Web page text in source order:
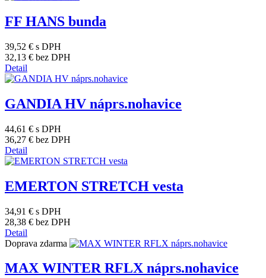
FF HANS bunda
39,52 € s DPH
32,13 € bez DPH
Detail
GANDIA HV náprs.nohavice
44,61 € s DPH
36,27 € bez DPH
Detail
EMERTON STRETCH vesta
34,91 € s DPH
28,38 € bez DPH
Detail
Doprava zdarma
MAX WINTER RFLX náprs.nohavice